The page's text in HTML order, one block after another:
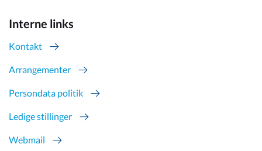
Interne links
Kontakt
Arrangementer
Persondata politik
Ledige stillinger
Webmail